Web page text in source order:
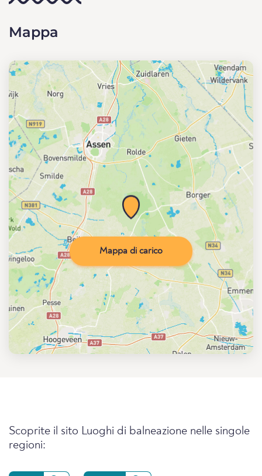
Mappa
Mappa di carico
Scoprite il sito Luoghi di balneazione nelle singole
regioni: